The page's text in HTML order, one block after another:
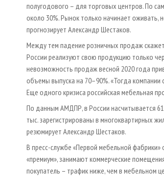
полугодового – для торговых центров. По
около 30%. Рынок только начинает
прогнозирует Александр Шестаков.
Между тем падение розничных продаж
России реализуют свою продукцию только
невозможность продаж весной 2020 года
объемы выпуска на 70–90%. «Тогда компании
Еще одного кризиса российская мебельная
По данным АМДПР, в России насчитывается
тыс. зарегистрированы в многоквартирных
резюмирует Александр Шестаков.
В пресс-службе «Первой мебельной фабрики»
«премиум», занимают коммерческие
покупатель – трафик ниже, чем в мебельном